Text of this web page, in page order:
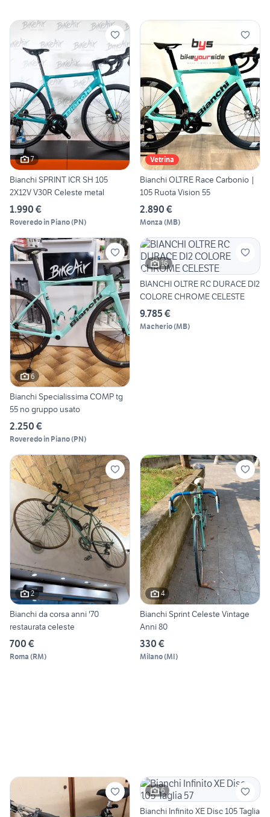
7
Bianchi SPRINT ICR SH 105
2X12V V30R Celeste metal
1.990 €
Roveredo in Piano(PN)
Vetrina
Bianchi OLTRE Race Carbonio |
105 Ruota Vision 55
2.890 €
Monza (MB)
6
Bianchi Specialissima COMP tg
55 no gruppo usato
2.250 €
Roveredo in Piano(PN)
16
BIANCHI OLTRE RC DURACE DI2
COLORE CHROME CELESTE
9.785 €
Macherio(MB)
2
Bianchi da corsa anni '70
restaurata celeste
700 €
Roma (RM)
4
Bianchi Sprint Celeste Vintage
Anni 80
330 €
Milano(MI)
6
Bianchi Infinito XE Disc 105 Taglia